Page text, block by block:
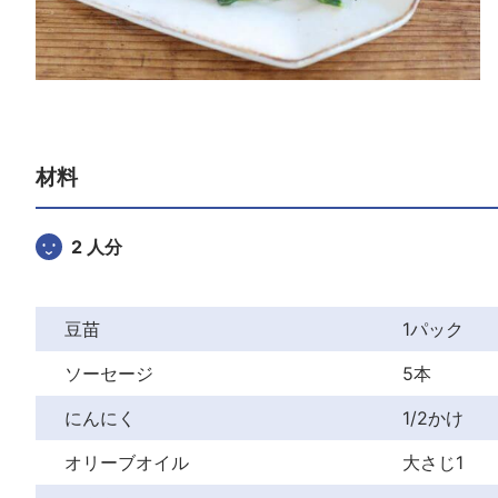
材料
2 人分
豆苗
1パック
ソーセージ
5本
にんにく
1/2かけ
オリーブオイル
大さじ1